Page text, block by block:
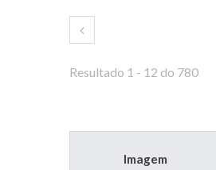
Resultado 1 - 12 do 780
Imagem